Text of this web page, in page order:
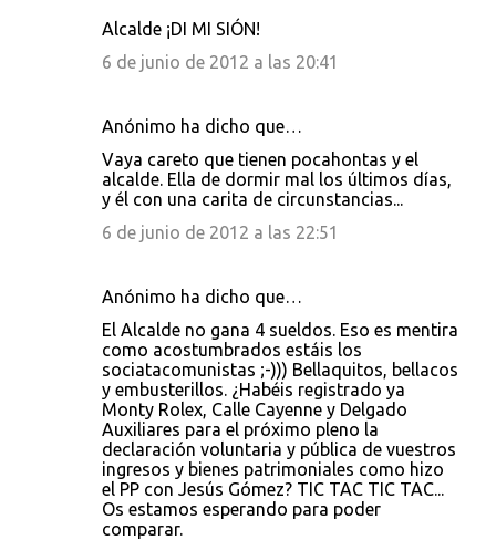
Alcalde ¡DI MI SIÓN!
6 de junio de 2012 a las 20:41
Anónimo ha dicho que…
Vaya careto que tienen pocahontas y el
alcalde. Ella de dormir mal los últimos días,
y él con una carita de circunstancias...
6 de junio de 2012 a las 22:51
Anónimo ha dicho que…
El Alcalde no gana 4 sueldos. Eso es mentira
como acostumbrados estáis los
sociatacomunistas ;-))) Bellaquitos, bellacos
y embusterillos. ¿Habéis registrado ya
Monty Rolex, Calle Cayenne y Delgado
Auxiliares para el próximo pleno la
declaración voluntaria y pública de vuestros
ingresos y bienes patrimoniales como hizo
el PP con Jesús Gómez? TIC TAC TIC TAC...
Os estamos esperando para poder
comparar.